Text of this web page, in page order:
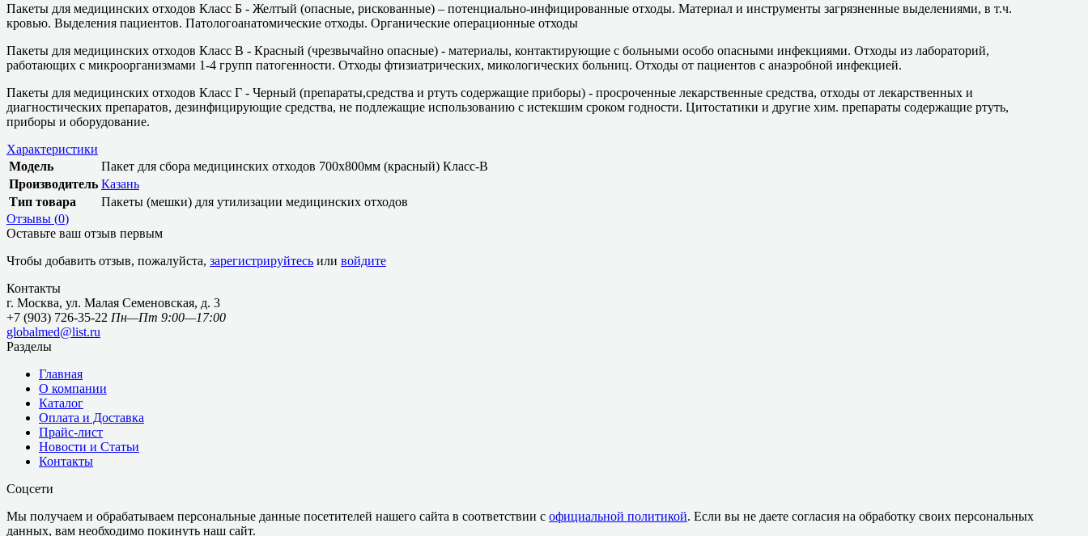
Пакеты для медицинских отходов Класс Б - Желтый (опасные, рискованные) – потенциально-инфицированные отходы. Материал и инструменты загрязненные выделениями, в т.ч.
кровью. Выделения пациентов. Патологоанатомические отходы. Органические операционные отходы
Пакеты для медицинских отходов Класс В - Красный (чрезвычайно опасные) - материалы, контактирующие с больными особо опасными инфекциями. Отходы из лабораторий,
работающих с микроорганизмами 1-4 групп патогенности. Отходы фтизиатрических, микологических больниц. Отходы от пациентов с анаэробной инфекцией.
Пакеты для медицинских отходов Класс Г - Черный (препараты,средства и ртуть содержащие приборы) - просроченные лекарственные средства, отходы от лекарственных и
диагностических препаратов, дезинфицирующие средства, не подлежащие использованию с истекшим сроком годности. Цитостатики и другие хим. препараты содержащие ртуть,
приборы и оборудование.
Характеристики
Модель
Пакет для сбора медицинских отходов 700х800мм (красный) Класс-В
Производитель Казань
Тип товара
Пакеты (мешки) для утилизации медицинских отходов
Отзывы (0)
Оставьте ваш отзыв первым
Чтобы добавить отзыв, пожалуйста, зарегистрируйтесь или войдите
Контакты
г. Москва, ул. Малая Семеновская, д. 3
+7 (903) 726-35-22 Пн—Пт 9:00—17:00
globalmed@list.ru
Разделы
Главная
О компании
Каталог
Оплата и Доставка
Прайс-лист
Новости и Статьи
Контакты
Соцсети
Мы получаем и обрабатываем персональные данные посетителей нашего сайта в соответствии с официальной политикой. Если вы не даете согласия на обработку своих персональных
данных, вам необходимо покинуть наш сайт.